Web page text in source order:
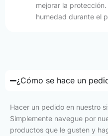
mejorar la
humedad durante el
¿Cómo se hace un
Hacer un pedido en nuestro
Simplemente navegue por
productos que le gusten y